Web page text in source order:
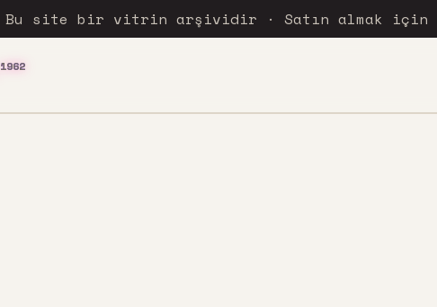
Bu site bir vitrin arşividir · Satın almak için
1962